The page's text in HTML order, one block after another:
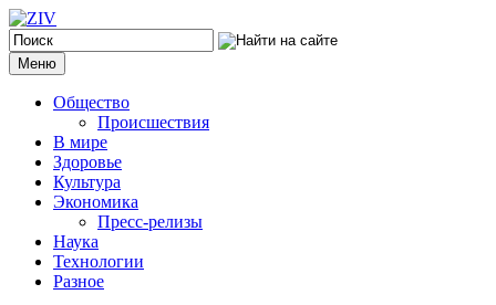
Меню
Общество
Происшествия
В мире
Здоровье
Культура
Экономика
Пресс-релизы
Наука
Технологии
Разное